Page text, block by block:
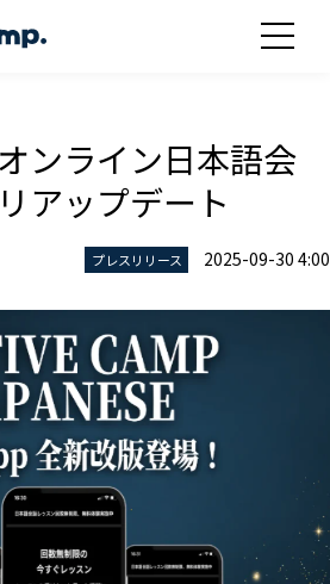
ンライン日本語会
アップデート
プレスリリース 2025-09-30 4:00